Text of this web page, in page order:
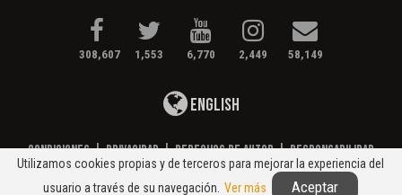
308,607 1,553 6,770 2,449 58,149
English
Condiciones|Privacidad|Derechos de Autor|Responsabilidad
© 2020 Maquinaria Pesada. Operación, Mecánica, Mantenimiento...
Utilizamos cookies propias y de terceros para mejorar la experiencia del
usuario a través de su navegación. Ver más Aceptar